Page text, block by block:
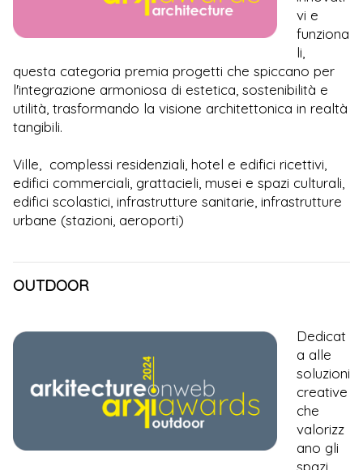
vi e
funziona
li,
questa categoria premia progetti che spiccano per
l'integrazione armoniosa di estetica, sostenibilità e
utilità, trasformando la visione architettonica in realtà
tangibili.
Ville, complessi residenziali, hotel e edifici ricettivi,
edifici commerciali, grattacieli, musei e spazi culturali,
edifici scolastici, infrastrutture sanitarie, infrastrutture
urbane (stazioni, aeroporti)
OUTDOOR
Dedicat
a alle
soluzioni
creative
che
valorizz
ano gli
spazi